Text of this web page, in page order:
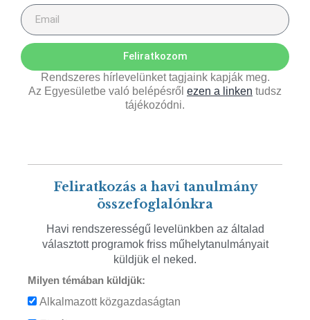
Feliratkozom
Rendszeres hírlevelünket tagjaink kapják meg.
Az Egyesületbe való belépésről ezen a linken tudsz
tájékozódni.
Feliratkozás a havi tanulmány
összefoglalónkra
Havi rendszerességű levelünkben az általad
választott programok friss műhelytanulmányait
küldjük el neked.
Milyen témában küldjük:
Alkalmazott közgazdaságtan